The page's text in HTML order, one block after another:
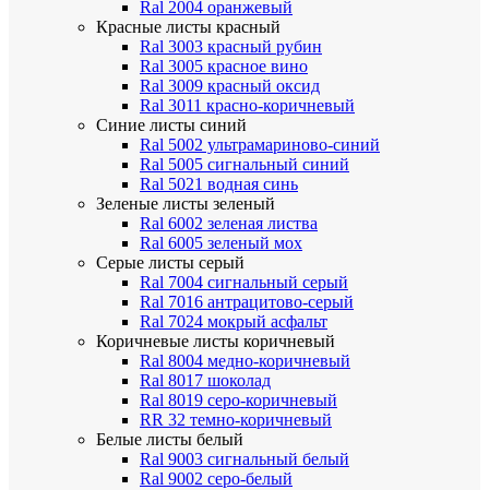
Ral 2004 оранжевый
Красные листы красный
Ral 3003 красный рубин
Ral 3005 красное вино
Ral 3009 красный оксид
Ral 3011 красно-коричневый
Синие листы синий
Ral 5002 ультрамариново-синий
Ral 5005 сигнальный синий
Ral 5021 водная синь
Зеленые листы зеленый
Ral 6002 зеленая листва
Ral 6005 зеленый мох
Серые листы серый
Ral 7004 сигнальный серый
Ral 7016 антрацитово-серый
Ral 7024 мокрый асфальт
Коричневые листы коричневый
Ral 8004 медно-коричневый
Ral 8017 шоколад
Ral 8019 серо-коричневый
RR 32 темно-коричневый
Белые листы белый
Ral 9003 сигнальный белый
Ral 9002 серо-белый